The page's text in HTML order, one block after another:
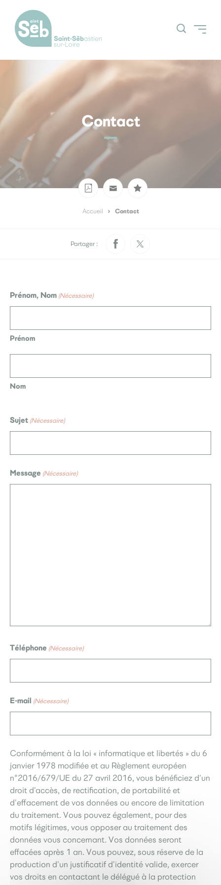
Accueil
Actualités
Agenda
Découvrir la ville
Nos grands
évènements
Espace Citoyens
(Guichetnumerik)
d’identité
durable
Saint-Seb’ le mag malentendants
Contact
Accueil Contact
Partager :
Prénom, Nom (Nécessaire)
Prénom
Nom
Sujet (Nécessaire)
Message (Nécessaire)
Téléphone (Nécessaire)
E-mail (Nécessaire)
Conformément à la loi « informatique et libertés » du 6
janvier 1978 modifiée et au Règlement européen
n°2016/679/UE du 27 avril 2016, vous bénéficiez d’un
droit d’accès, de rectification, de portabilité et
d’effacement de vos données ou encore de limitation
du traitement. Vous pouvez également, pour des
motifs légitimes, vous opposer au traitement des
données vous concernant. Vos données seront
effacées après 1 an. Vous pouvez, sous réserve de la
production d’un justificatif d’identité valide, exercer
vos droits en contactant le délégué à la protection